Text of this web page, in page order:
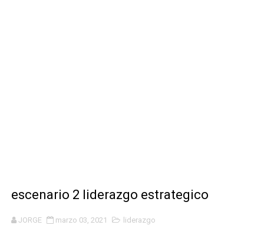
escenario 2 liderazgo estrategico
JORGE marzo 03, 2021 liderazgo